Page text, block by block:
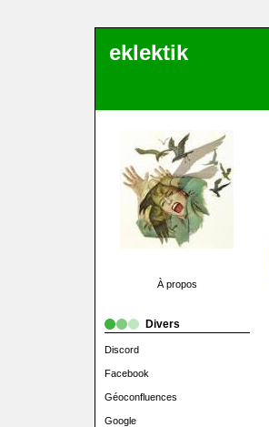
eklektik
À propos
Divers
Discord
Facebook
Géoconfluences
Google